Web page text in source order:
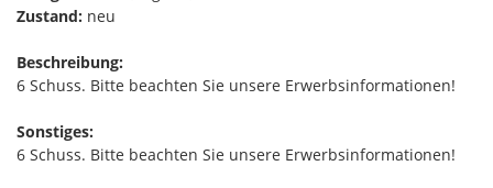
Zustand: neu
Beschreibung:
6 Schuss. Bitte beachten Sie unsere Erwerbsinformationen!
Sonstiges:
6 Schuss. Bitte beachten Sie unsere Erwerbsinformationen!